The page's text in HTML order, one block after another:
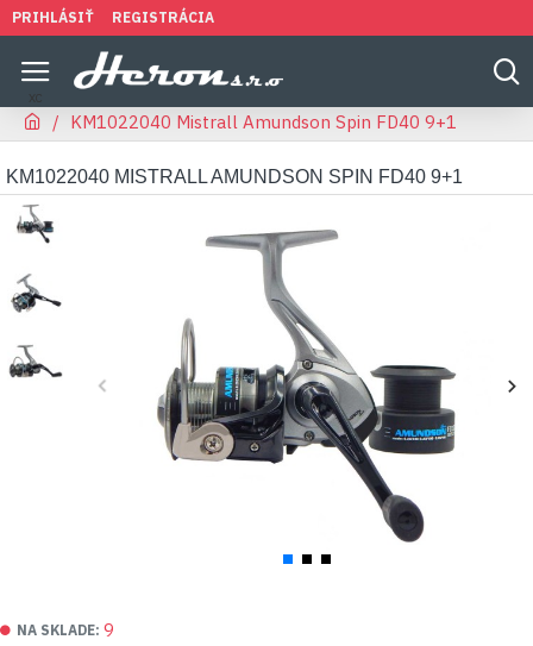
PRIHLÁSIŤ REGISTRÁCIA
KM1022040 Mistrall Amundson Spin FD40 9+1
KM1022040 MISTRALL AMUNDSON SPIN FD40 9+1
NA SKLADE: 9